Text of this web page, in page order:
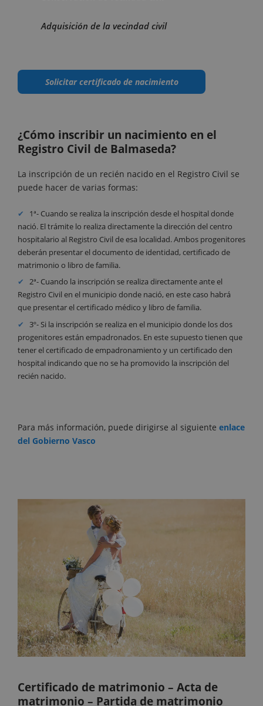
Adquisición de la vecindad civil
Solicitar certificado de nacimiento
¿Cómo inscribir un nacimiento en el
Registro Civil de Balmaseda?
La inscripción de un recién nacido en el Registro Civil se
puede hacer de varias formas:
1ª- Cuando se realiza la inscripción desde el hospital donde
nació. El trámite lo realiza directamente la dirección del centro
hospitalario al Registro Civil de esa localidad. Ambos progenitores
deberán presentar el documento de identidad, certificado de
matrimonio o libro de familia.
2ª- Cuando la inscripción se realiza directamente ante el
Registro Civil en el municipio donde nació, en este caso habrá
que presentar el certificado médico y libro de familia.
3º- Si la inscripción se realiza en el municipio donde los dos
progenitores están empadronados. En este supuesto tienen que
tener el certificado de empadronamiento y un certificado den
hospital indicando que no se ha promovido la inscripción del
recién nacido.
Para más información, puede dirigirse al siguiente enlace
del Gobierno Vasco
Certificado de matrimonio – Acta de
matrimonio – Partida de matrimonio